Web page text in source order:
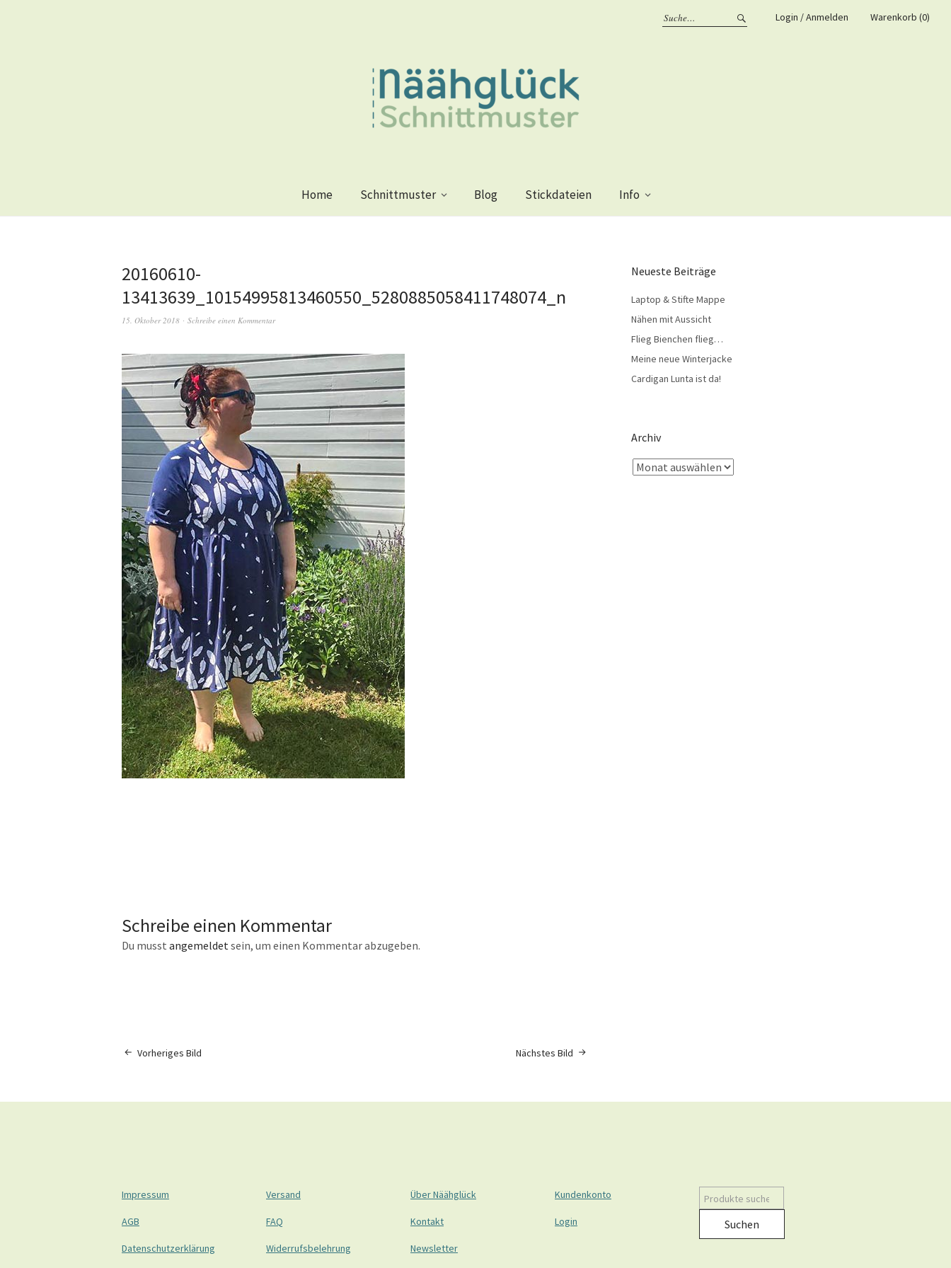
Login / Anmelden Warenkorb (0)
Home Schnittmuster Blog Stickdateien Info
20160610-
13413639_10154995813460550_5280885058411748074_n
15. Oktober 2018 Schreibe einen Kommentar
Schreibe einen Kommentar
Du musst angemeldetsein, um einen Kommentar abzugeben.
Nächstes Bild
Vorheriges Bild
Neueste Beiträge
Laptop & Stifte Mappe
Nähen mit Aussicht
Flieg Bienchen flieg…
Meine neue Winterjacke
Cardigan Lunta ist da!
Archiv
Impressum
AGB
Datenschutzerklärung
Versand
FAQ
Widerrufsbelehrung
Über Näähglück
Kontakt
Newsletter
Kundenkonto
Login Suchen